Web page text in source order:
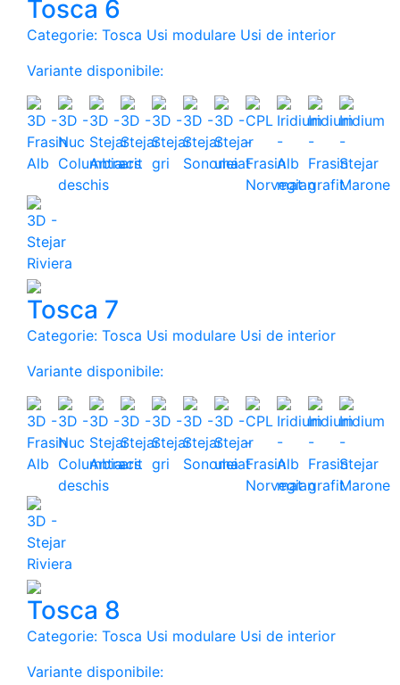
Tosca 6
Categorie: Tosca Usi modulare Usi de interior
Variante disponibile:
Tosca 7
Categorie: Tosca Usi modulare Usi de interior
Variante disponibile:
Tosca 8
Categorie: Tosca Usi modulare Usi de interior
Variante disponibile: